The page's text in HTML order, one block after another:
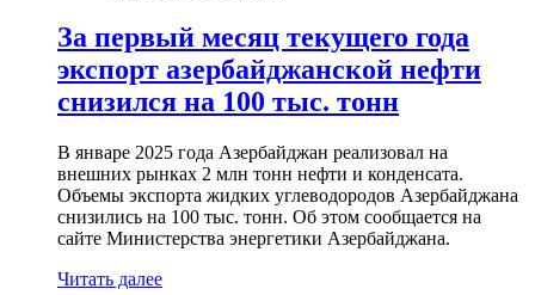
За первый месяц текущего года
экспорт азербайджанской нефти
снизился на 100 тыс. тонн
В январе 2025 года Азербайджан реализовал на
внешних рынках 2 млн тонн нефти и конденсата.
Объемы экспорта жидких углеводородов Азербайджана
снизились на 100 тыс. тонн. Об этом сообщается на
сайте Министерства энергетики Азербайджана.
Читать далее